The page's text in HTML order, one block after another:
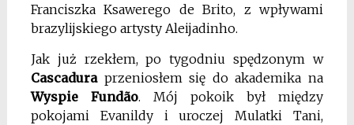
Franciszka Ksawerego de Brito, z wpływami
brazylijskiego artysty Aleijadinho.
Jak już rzekłem, po tygodniu spędzonym w
Cascaduraprzeniosłem się do akademika na
Wyspie Fundão. Mój pokoik był między
pokojami Evanildy i uroczej Mulatki Tani,